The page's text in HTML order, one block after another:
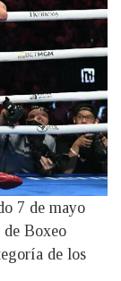
7 de mayo
Boxeo
de los